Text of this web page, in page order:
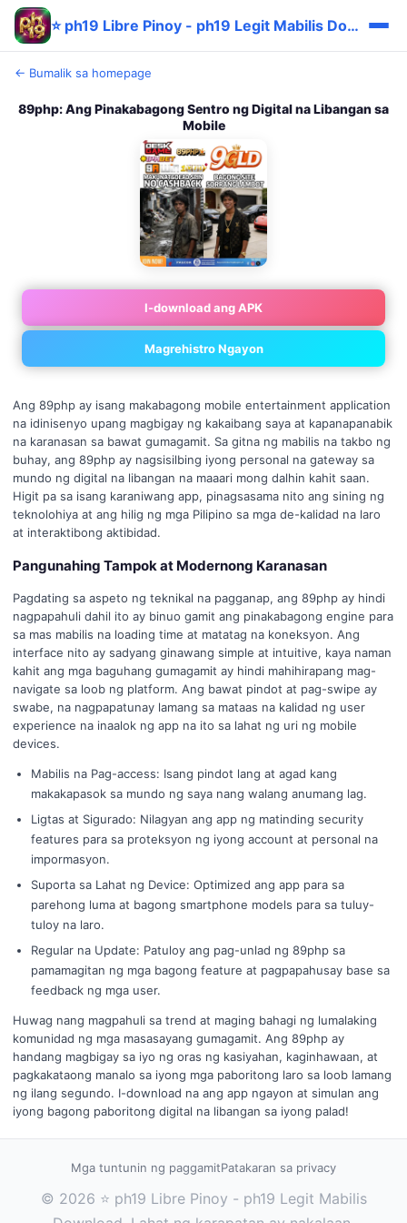
⭐ ph19 Libre Pinoy - ph19 Legit Mabilis Download
← Bumalik sa homepage
89php: Ang Pinakabagong Sentro ng Digital na Libangan sa
Mobile
I-download ang APK
Magrehistro Ngayon
Ang 89php ay isang makabagong mobile entertainment application
na idinisenyo upang magbigay ng kakaibang saya at kapanapanabik
na karanasan sa bawat gumagamit. Sa gitna ng mabilis na takbo ng
buhay, ang 89php ay nagsisilbing iyong personal na gateway sa
mundo ng digital na libangan na maaari mong dalhin kahit saan.
Higit pa sa isang karaniwang app, pinagsasama nito ang sining ng
teknolohiya at ang hilig ng mga Pilipino sa mga de-kalidad na laro
at interaktibong aktibidad.
Pangunahing Tampok at Modernong Karanasan
Pagdating sa aspeto ng teknikal na pagganap, ang 89php ay hindi
nagpapahuli dahil ito ay binuo gamit ang pinakabagong engine para
sa mas mabilis na loading time at matatag na koneksyon. Ang
interface nito ay sadyang ginawang simple at intuitive, kaya naman
kahit ang mga baguhang gumagamit ay hindi mahihirapang mag-
navigate sa loob ng platform. Ang bawat pindot at pag-swipe ay
swabe, na nagpapatunay lamang sa mataas na kalidad ng user
experience na inaalok ng app na ito sa lahat ng uri ng mobile
devices.
Mabilis na Pag-access: Isang pindot lang at agad kang
makakapasok sa mundo ng saya nang walang anumang lag.
Ligtas at Sigurado: Nilagyan ang app ng matinding security
features para sa proteksyon ng iyong account at personal na
impormasyon.
Suporta sa Lahat ng Device: Optimized ang app para sa
parehong luma at bagong smartphone models para sa tuluy-
tuloy na laro.
Regular na Update: Patuloy ang pag-unlad ng 89php sa
pamamagitan ng mga bagong feature at pagpapahusay base sa
feedback ng mga user.
Huwag nang magpahuli sa trend at maging bahagi ng lumalaking
komunidad ng mga masasayang gumagamit. Ang 89php ay
handang magbigay sa iyo ng oras ng kasiyahan, kaginhawaan, at
pagkakataong manalo sa iyong mga paboritong laro sa loob lamang
ng ilang segundo. I-download na ang app ngayon at simulan ang
iyong bagong paboritong digital na libangan sa iyong palad!
Mga tuntunin ng paggamitPatakaran sa privacy
© 2026 ⭐ ph19 Libre Pinoy - ph19 Legit Mabilis